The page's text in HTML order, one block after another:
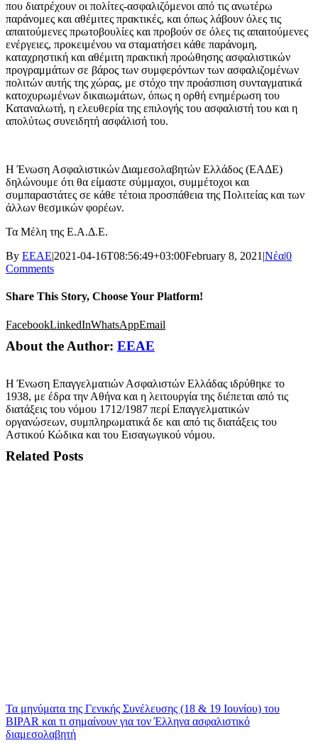
που διατρέχουν οι πολίτες-ασφαλιζόμενοι από τις ανωτέρω
παράνομες και αθέμιτες πρακτικές, και όπως λάβουν όλες τις
απαιτούμενες πρωτοβουλίες και προβούν σε όλες τις απαιτούμενες
ενέργειες, προκειμένου να σταματήσει κάθε παράνομη,
καταχρηστική και αθέμιτη πρακτική προώθησης ασφαλιστικών
προγραμμάτων σε βάρος των συμφερόντων των ασφαλιζομένων
πολιτών αυτής της χώρας, με στόχο την προάσπιση συνταγματικά
κατοχυρωμένων δικαιωμάτων, όπως η ορθή ενημέρωση του
Καταναλωτή, η ελευθερία της επιλογής του ασφαλιστή του και η
απολύτως συνειδητή ασφάλισή του.
Η Ένωση Ασφαλιστικών Διαμεσολαβητών Ελλάδος (ΕΑΔΕ)
δηλώνουμε ότι θα είμαστε σύμμαχοι, συμμέτοχοι και
συμπαραστάτες σε κάθε τέτοια προσπάθεια της Πολιτείας και των
άλλων θεσμικών φορέων.
Τα Μέλη της Ε.Α.Δ.Ε.
By ΕΕΑΕ|2021-04-16T08:56:49+03:00February 8, 2021 |Νέα|0
Comments
Share This Story, Choose Your Platform!
FacebookLinkedInWhatsAppEmail
About the Author: ΕΕΑΕ
Η Ένωση Επαγγελματιών Ασφαλιστών Ελλάδας ιδρύθηκε το
1938, με έδρα την Αθήνα και η λειτουργία της διέπεται από τις
διατάξεις του νόμου 1712/1987 περί Επαγγελματικών
οργανώσεων, συμπληρωματικά δε και από τις διατάξεις του
Αστικού Κώδικα και του Εισαγωγικού νόμου.
Related Posts
Τα μηνύματα της Γενικής Συνέλευσης (18 & 19 Ιουνίου) του
BIPAR και τι σημαίνουν για τον Έλληνα ασφαλιστικό
διαμεσολαβητή